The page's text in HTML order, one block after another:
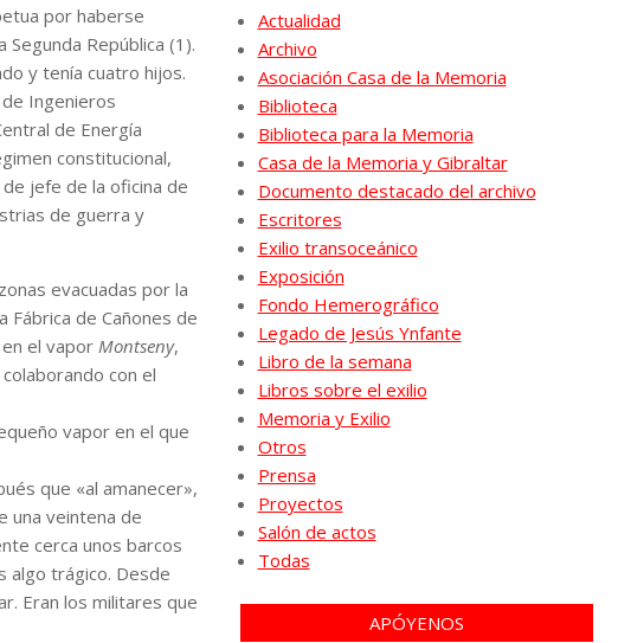
por haberse
República (1).
y tenía cuatro hijos.
Ingenieros
de Energía
constitucional,
jefe de la oficina de
de guerra y
evacuadas por la
Fábrica de Cañones de
el vapor Montseny,
con el
vapor en el que
que «al amanecer»,
una veintena de
cerca unos barcos
algo trágico. Desde
Eran los militares que
Actualidad
Archivo
Asociación Casa de la Memoria
Biblioteca
Biblioteca para la Memoria
Casa de la Memoria y Gibraltar
Documento destacado del archivo
Escritores
Exilio transoceánico
Exposición
Fondo Hemerográfico
Legado de Jesús Ynfante
Libro de la semana
Libros sobre el exilio
Memoria y Exilio
Otros
Prensa
Proyectos
Salón de actos
Todas
APÓYENOS